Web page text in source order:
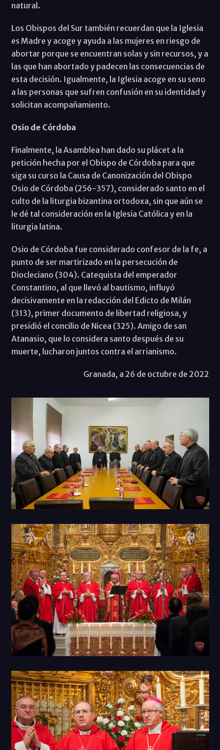
natural.
Los Obispos del Sur también recuerdan que la Iglesia
es Madre y acoge y ayuda a las mujeres en riesgo de
abortar porque se encuentran solas y sin recursos, y a
las que han abortado y padecen las consecuencias de
esta decisión. Igualmente, la Iglesia acoge en su seno
a las personas que sufren confusión en su identidad y
solicitan acompañamiento.
Osio de Córdoba
Finalmente, la Asamblea han dado su plácet a la
petición hecha por el Obispo de Córdoba para que
siga su curso la Causa de Canonización del Obispo
Osio de Córdoba (256-357), considerado santo en el
culto de la liturgia bizantina ortodoxa, sin que aún se
le dé tal consideración en la Iglesia Católica y en la
liturgia latina.
Osio de Córdoba fue considerado confesor de la fe, a
punto de ser martirizado en la persecución de
Diocleciano (304). Catequista del emperador
Constantino, al que llevó al bautismo, influyó
decisivamente en la redacción del Edicto de Milán
(313), primer documento de libertad religiosa, y
presidió el concilio de Nicea (325). Amigo de san
Atanasio, que lo considera santo después de su
muerte, lucharon juntos contra el arrianismo.
Granada, a 26 de octubre de 2022